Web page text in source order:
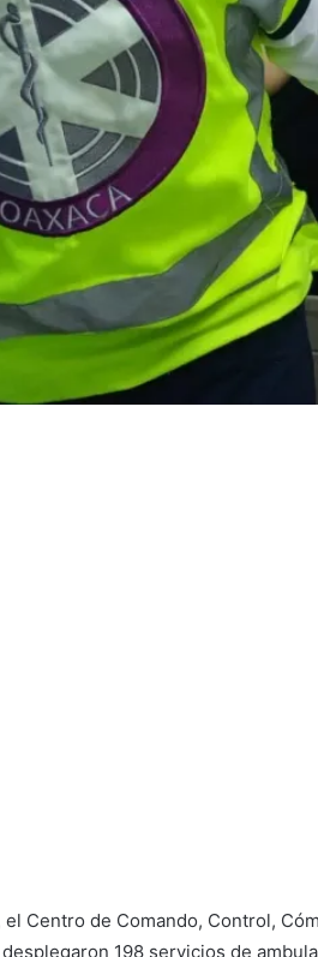
el Centro de Comando, Control,
198 servicios de